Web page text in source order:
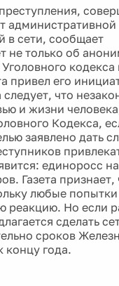
административной
в сети, сообщает
не только об
привел его
что
и жизни
Кодекса,
заявлено дать
единоросс
Газета признает,
любые попытки
реакцию. Но если
сделать
сроков
концу года.